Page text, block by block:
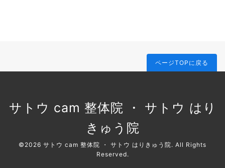
ページTOPに戻る
サトウ cam 整体院 ・ サトウ はり
きゅう院
©2026 サトウ cam 整体院 ・ サトウ はりきゅう院. All Rights
Reserved.